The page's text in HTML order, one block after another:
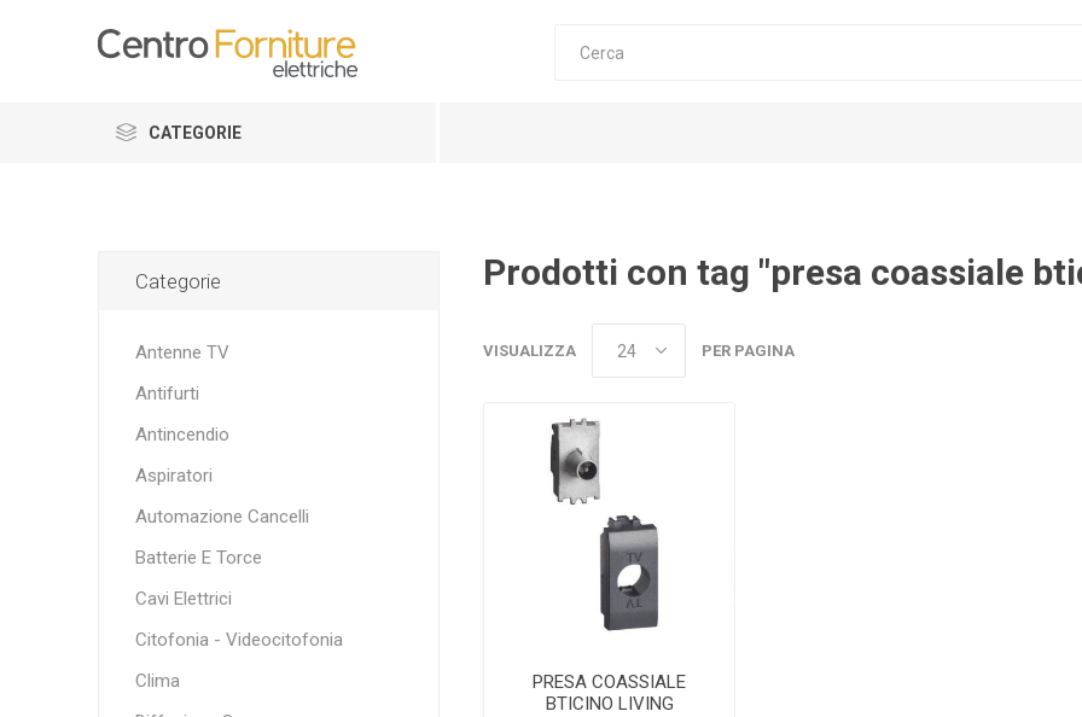
CATEGORIE
Prodotti con tag "presa coassiale
VISUALIZZA PER PAGINA
PRESA COASSIALE
BTICINO LIVING
Categorie
Antenne TV
Antifurti
Antincendio
Aspiratori
Automazione Cancelli
Batterie E Torce
Cavi Elettrici
Citofonia - Videocitofonia
Clima